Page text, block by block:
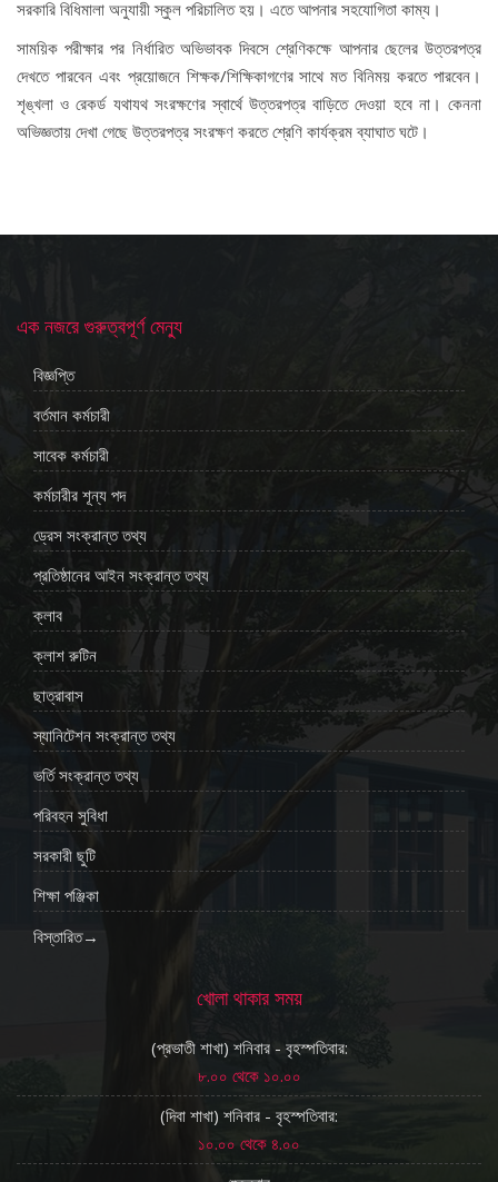
সরকারি বিধিমালা অনুযায়ী স্কুল পরিচালিত হয়। এতে আপনার সহযোগিতা কাম্য।
সাময়িক পরীক্ষার পর নির্ধারিত অভিভাবক দিবসে শ্রেণিকক্ষে আপনার ছেলের উত্তরপত্র
দেখতে পারবেন এবং প্রয়োজনে শিক্ষক/শিক্ষিকাগণের সাথে মত বিনিময় করতে পারবেন।
শৃঙ্খলা ও রেকর্ড যথাযথ সংরক্ষণের স্বার্থে উত্তরপত্র বাড়িতে দেওয়া হবে না। কেননা
অভিজ্ঞতায় দেখা গেছে উত্তরপত্র সংরক্ষণ করতে শ্রেণি কার্যক্রম ব্যাঘাত ঘটে।
এক নজরে গুরুত্বপূর্ণ মেন্যু
বিজ্ঞপ্তি
বর্তমান কর্মচারী
সাবেক কর্মচারী
কর্মচারীর শূন্য পদ
ড্রেস সংক্রান্ত তথ্য
প্রতিষ্ঠানের আইন সংক্রান্ত তথ্য
ক্লাব
ক্লাশ রুটিন
ছাত্রাবাস
স্যানিটেশন সংক্রান্ত তথ্য
ভর্তি সংক্রান্ত তথ্য
পরিবহন সুবিধা
সরকারী ছুটি
শিক্ষা পঞ্জিকা
বিস্তারিত→
খোলা থাকার সময়
(প্রভাতী শাখা) শনিবার - বৃহস্পতিবার:
৮.০০ থেকে ১০.০০
(দিবা শাখা) শনিবার - বৃহস্পতিবার:
১০.০০ থেকে ৪.০০